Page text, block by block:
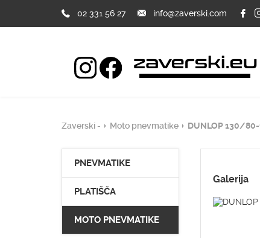
02 331 56 27 info@zaverski.com
Zaverski - Moto pnevmatike DUNLOP 130/80-
Galerija
PNEVMATIKE
PLATIŠČA
MOTO PNEVMATIKE